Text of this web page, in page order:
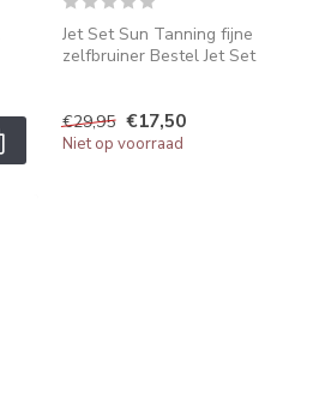
Jet Set Sun Tanning fijne
zelfbruiner Bestel Jet Set
€29,95 €17,50
Niet op voorraad